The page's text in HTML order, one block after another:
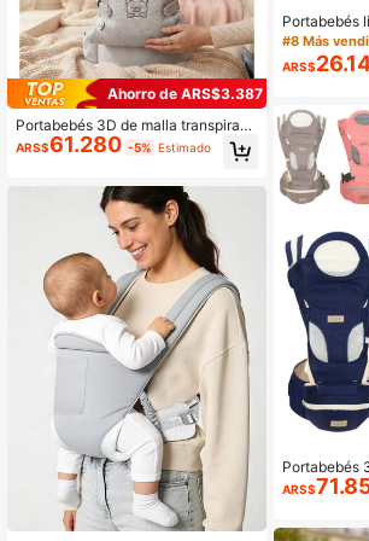
Ahorro de ARS$3.387
Portabebés 3D de malla transpirabl
e, diseño de protección de cadera c
on bordado de oso, ajustable y de m
lmacenamiento
ARS$61.280 -5% Estimado
Portabebés
al frente y a
todas las
#8 Más
ARS$
Portabebés
ro y
os y bebés,
ARS$